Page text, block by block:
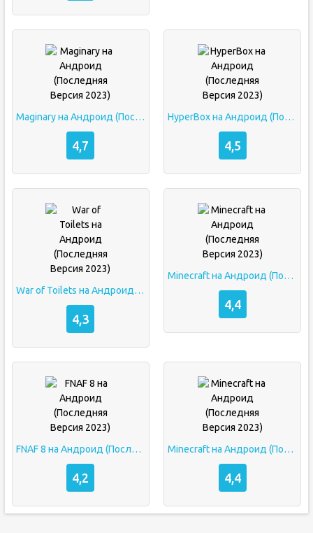
Maginary на Андроид (Последняя Версия 2023)
4,7
HyperBox на Андроид (Последняя Версия 2023)
4,5
War of Toilets на Андроид (Последняя Версия 2023)
4,3
Minecraft на Андроид (Последняя Версия 2023)
4,4
FNAF 8 на Андроид (Последняя Версия 2023)
4,2
Minecraft на Андроид (Последняя Версия 2023)
4,4